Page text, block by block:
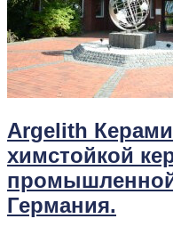
Argelith
химстойкой
Германия.